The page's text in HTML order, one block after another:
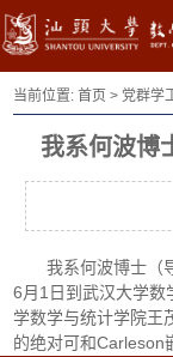
当前位置:首页 > 党群学
我系何波博
我系何波博士（
6月1日到武汉大学数
学数学与统计学院王
的绝对可和Carleson